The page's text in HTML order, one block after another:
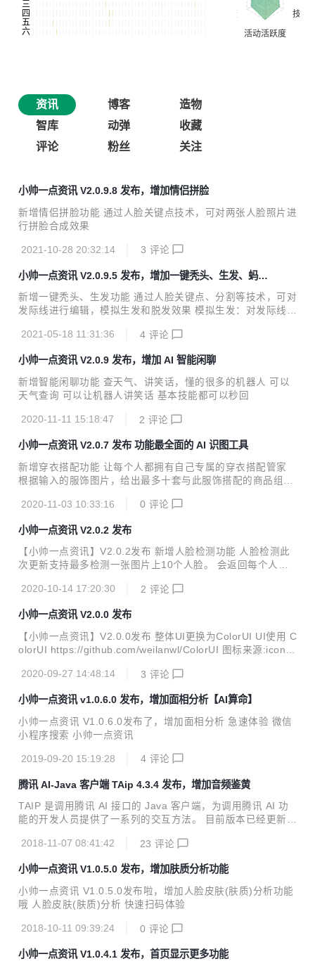
资讯 博客
造物
智库
动弹
收藏
评论
粉丝 关注
小帅一点资讯 V2.0.9.8 发布，增加情侣拼脸
新增情侣拼脸功能 通过人脸关键点技术，可对两张人脸照片进
行拼脸合成效果
2021-10-28 20:32:14 3 评论
小帅一点资讯 V2.0.9.5 发布，增加一键秃头、生发、蚂蚁
呀嘿、虚拟主播
新增一键秃头、生发功能 通过人脸关键点、分割等技术，可对
发际线进行编辑，模拟生发和脱发效果 模拟生发：对发际线进
作，模拟脱发效果 新增人脸驱动(蚂蚁呀嘿)、虚拟主播功能
可用视频中人物的表情驱动静态照片，生成视频，让静态的照
片变得鲜活生动，可用于制作各种趣味视频及个性表情包 表情
迁移：将视频中的人脸表情迁移至静态照片中 唇形迁移：将视
仅需文字输入，即可快速生成虚拟主播播报视频，口型适配度
2021-05-18 11:31:36 4 评论
小帅一点资讯 V2.0.9 发布，增加 AI 智能闲聊
新增智能闲聊功能 查天气、讲笑话，懂的很多的机器人 可以
天气查询 可以让机器人讲笑话 基本技能都可以秒回
2020-11-11 15:18:47 2 评论
小帅一点资讯 V2.0.7 发布 功能最全面的 AI 识图工具
新增穿衣搭配功能 让每个人都拥有自己专属的穿衣搭配管家
根据输入的服饰图片，给出最多十套与此服饰搭配的商品组合
色识别功能 通过上传图片后就能识别图片的颜色值 输入图片
和Hex）及其在图片中的占比 点击识别结果的颜色块可以得到
RGB 和 HEX 穿衣搭配 颜色识别
2020-11-03 10:33:16 0 评论
小帅一点资讯 V2.0.2 发布
【小帅一点资讯】V2.0.2发布 新增人脸检测功能 人脸检测此
次更新支持最多检测一张图片上10个人脸。 会返回每个人脸
戴眼镜，情绪等。 是否佩戴口罩也是可以显示的。但是由于U
小表帝-手别识别，目前只能返回手表品牌大类名称和置信
度。 小帅是整理了120个手表品牌，细分19386个手表型号。
目前CV二级分类的比较少，小帅也会尝试飞浆训练，以达到
最佳的效果让各位亲们体验。 手表名称、品牌类别、价格、型
号以这几个方向进行数据回显
2020-10-14 17:20:30 2 评论
小帅一点资讯 V2.0.0 发布
【小帅一点资讯】V2.0.0发布 整体UI更换为ColorUI UI使用 C
olorUI https://github.com/weilanwl/ColorUI 图标来源:iconfr
帅 进行在线反馈哦
2020-09-27 14:48:14 3 评论
小帅一点资讯 v1.0.6.0 发布，增加面相分析【AI算命】
小帅一点资讯 V1.0.6.0发布了，增加面相分析 急速体验 微信
小程序搜索 小帅一点资讯
2019-09-20 15:19:28 4 评论
腾讯 AI-Java 客户端 TAip 4.3.4 发布，增加音频鉴黄
TAIP 是调用腾讯 AI 接口的 Java 客户端，为调用腾讯 AI 功
能的开发人员提供了一系列的交互方法。 目前版本已经更新至
黄接口 Java JDK 1.7+ Maven引入 <dependency> <gro
> <version>4.3.4</version> </dependency> 全部特性
【face人脸识别】 人脸检测与分析、多人脸检测、人脸对比、
跨年龄人脸识别、五官定位、...
2018-11-07 08:41:42 23 评论
小帅一点资讯 V1.0.5.0 发布，增加肤质分析功能
小帅一点资讯 V1.0.5.0发布啦，增加人脸皮肤(肤质)分析功能
哦 人脸皮肤(肤质)分析 快速扫码体验
2018-10-11 09:39:24 0 评论
小帅一点资讯 V1.0.4.1 发布，首页显示更多功能